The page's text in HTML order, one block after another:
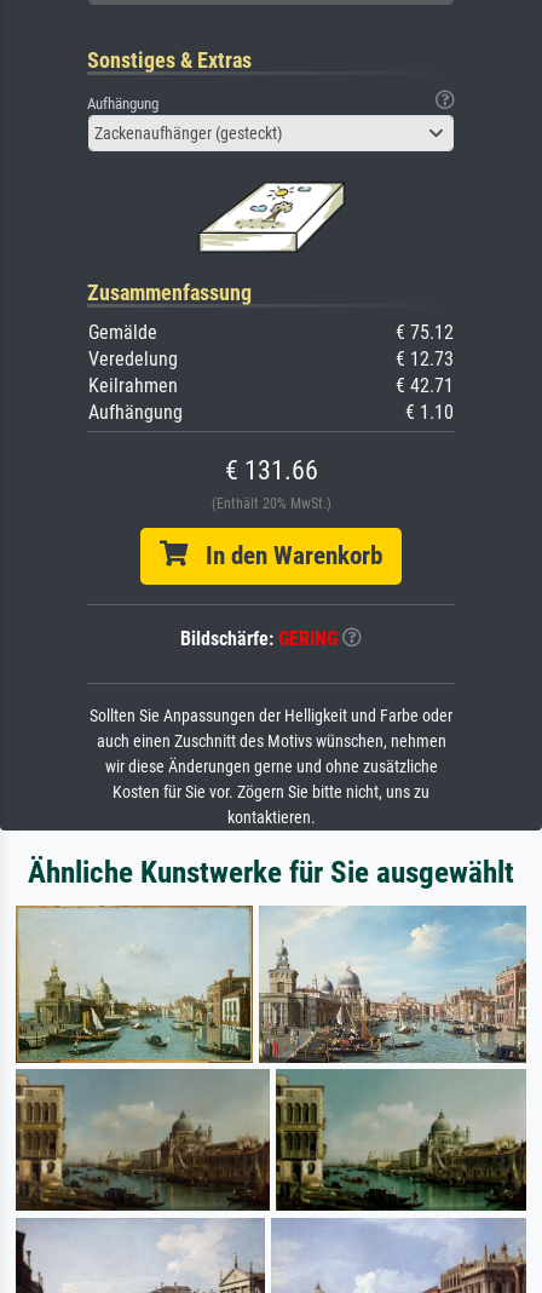
Sonstiges & Extras
Aufhängung
Zackenaufhänger (gesteckt)
Zusammenfassung
Gemälde
€ 75.12
Veredelung
€ 12.73
Keilrahmen
€ 42.71
Aufhängung
€ 1.10
€ 131.66
(Enthält 20% MwSt.)
In den Warenkorb
Bildschärfe: GERING
Sollten Sie Anpassungen der Helligkeit und Farbe oder
auch einen Zuschnitt des Motivs wünschen, nehmen
wir diese Änderungen gerne und ohne zusätzliche
Kosten für Sie vor. Zögern Sie bitte nicht, uns zu
kontaktieren.
Ähnliche Kunstwerke für Sie ausgewählt